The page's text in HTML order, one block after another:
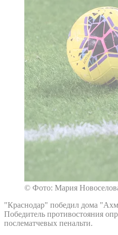
© Фото: Мария
"Краснодар" победил дома
Победитель противостояния
послематчевых пенальти.